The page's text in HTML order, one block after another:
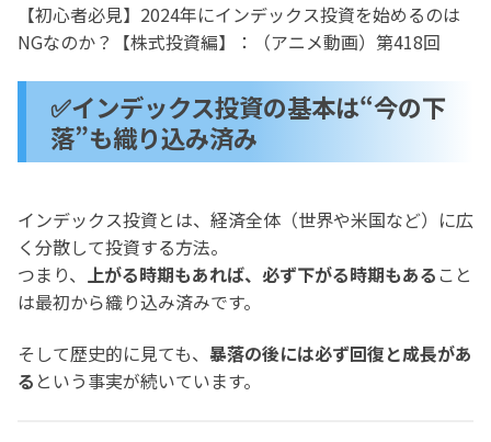
【初心者必見】2024年にインデックス投資を始めるのは
NGなのか？【株式投資編】：（アニメ動画）第418回
✅インデックス投資の基本は“今の下
落”も織り込み済み
インデックス投資とは、経済全体（世界や米国など）に広
く分散して投資する方法。
つまり、 上がる時期もあれば、必ず下がる時期もある こと
は最初から織り込み済みです。
そして歴史的に見ても、 暴落の後には必ず回復と成長があ
る という事実が続いています。